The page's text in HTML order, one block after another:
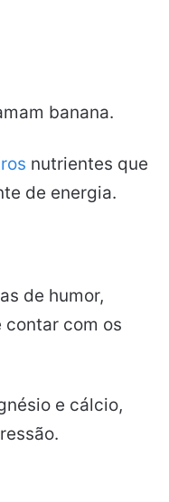
banana.
nutrientes que
de energia.
de humor,
contar com os
e cálcio,